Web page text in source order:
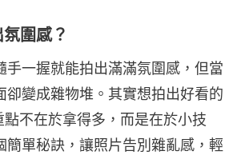
圍感？
手一握就能拍出滿滿氛圍感，但當
卻變成雜物堆。其實想拍出好看的
點不在於拿得多，而是在於小技
簡單秘訣，讓照片告別雜亂感，輕